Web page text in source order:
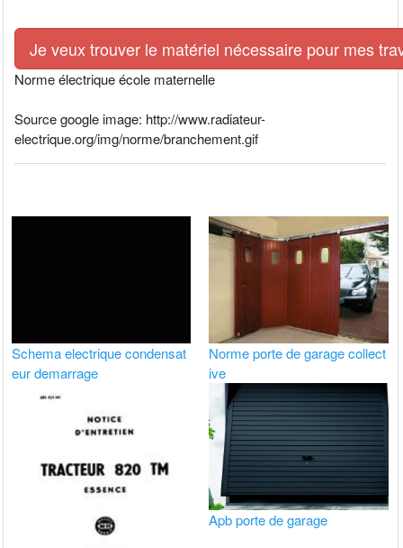
Je veux trouver le matériel nécessaire pour mes
Norme électrique école maternelle
Source google image: http://www.radiateur-
electrique.org/img/norme/branchement.gif
Schema electrique condensat
eur demarrage
Norme porte de garage collect
ive
Apb porte de garage